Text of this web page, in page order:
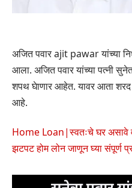
अजित पवार ajit pawar यांच्या
आला. अजित पवार यांच्या पत्नी
शपथ घेाणार आहेत. यावर आता शरद
आहे.
Home Loan|स्वतःचे घर असावे
झटपट होम लोन जाणून घ्या संपूर्ण